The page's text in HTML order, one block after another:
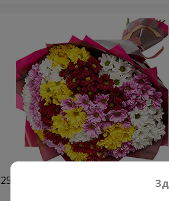
25 разноцветных хризантем!